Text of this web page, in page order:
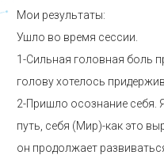
Мои результаты:
Ушло во время сессии.
1-Сильная головная боль
голову хотелось
2-Пришло осознание себя.
путь, себя (Мир)-как это
он продолжает